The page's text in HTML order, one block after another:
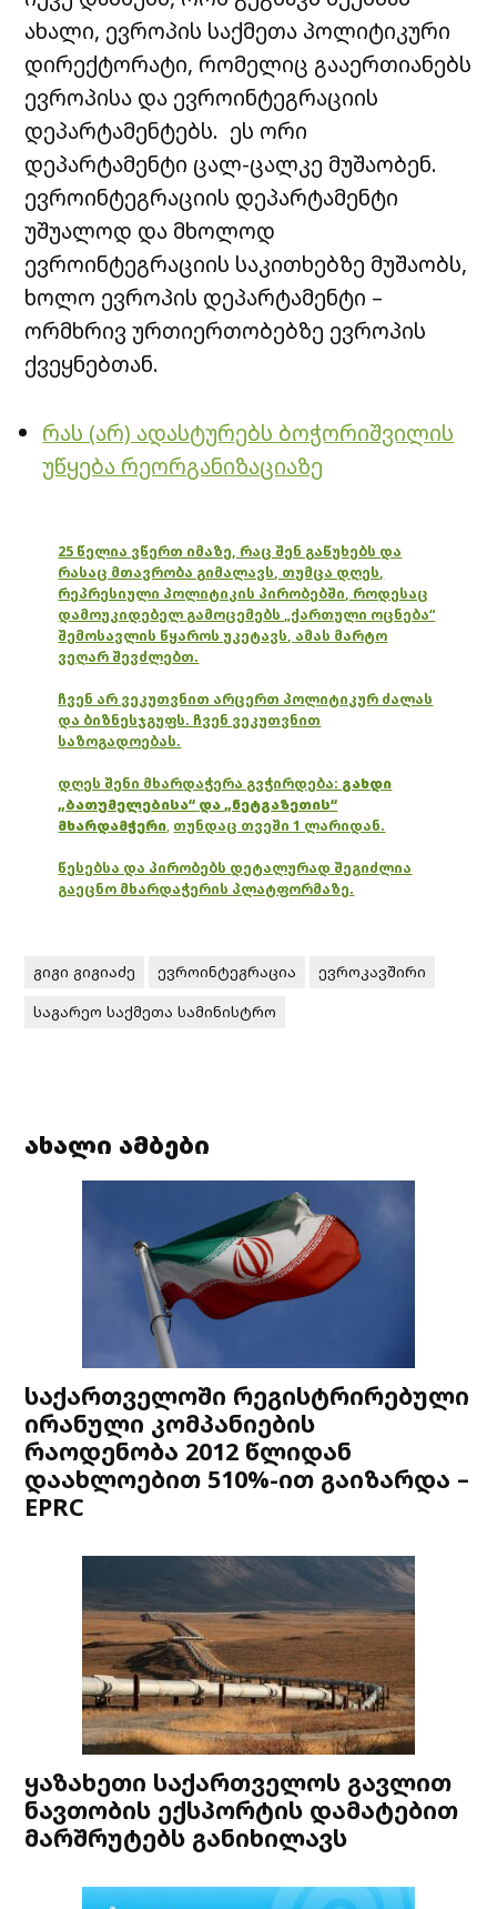
ახალი, ევროპის საქმეთა პოლიტიკური
დირექტორატი, რომელიც გააერთიანებს
ევროპისა და ევროინტეგრაციის
დეპარტამენტებს. ეს ორი
დეპარტამენტი ცალ-ცალკე მუშაობენ.
ევროინტეგრაციის დეპარტამენტი
უშუალოდ და მხოლოდ
ევროინტეგრაციის საკითხებზე მუშაობს,
ხოლო ევროპის დეპარტამენტი –
ორმხრივ ურთიერთობებზე ევროპის
ქვეყნებთან.
რას (არ) ადასტურებს ბოჭორიშვილის
უწყება რეორგანიზაციაზე
25 წელია ვწერთ იმაზე, რაც შენ გაწუხებს და
რასაც მთავრობა გიმალავს, თუმცა დღეს,
რეპრესიული პოლიტიკის პირობებში, როდესაც
დამოუკიდებელ გამოცემებს „ქართული ოცნება“
შემოსავლის წყაროს უკეტავს, ამას მარტო
ვეღარ შევძლებთ.
ჩვენ არ ვეკუთვნით არცერთ პოლიტიკურ ძალას
და ბიზნესჯგუფს. ჩვენ ვეკუთვნით
საზოგადოებას.
დღეს შენი მხარდაჭერა გვჭირდება: გახდი
„ბათუმელებისა“ და „ნეტგაზეთის“
მხარდამჭერი, თუნდაც თვეში 1 ლარიდან.
წესებსა და პირობებს დეტალურად შეგიძლია
გაეცნო მხარდაჭერის პლატფორმაზე.
გიგი გიგიაძე ევროინტეგრაცია
ევროკავშირი
საგარეო საქმეთა სამინისტრო
ახალი ამბები
საქართველოში რეგისტრირებული
ირანული კომპანიების
რაოდენობა 2012 წლიდან
დაახლოებით 510%-ით გაიზარდა –
EPRC
ყაზახეთი საქართველოს გავლით
ნავთობის ექსპორტის დამატებით
მარშრუტებს განიხილავს